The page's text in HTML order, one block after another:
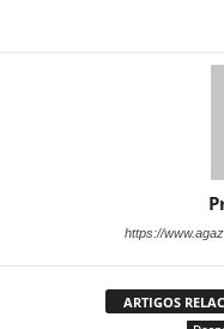
https://
ARTIGOS